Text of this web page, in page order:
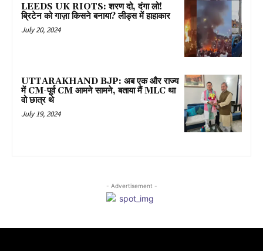
LEEDS UK RIOTS: शरण दो, दंगा लो!
ब्रिटेन को गाज़ा किसने बनाया? लीड्स में हाहाकार
July 20, 2024
UTTARAKHAND BJP: अब एक और राज्य
में CM-पूर्व CM आमने सामने, बताया मैं MLC था
वो छात्र थे
July 19, 2024
- Advertisement -